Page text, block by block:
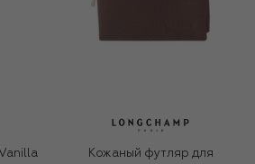
Кожаный футляр для